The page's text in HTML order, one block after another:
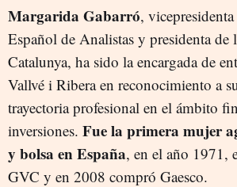
Margarida Gabarró,
Español de Analistas y presidenta de
Catalunya, ha sido la encargada de
Vallvé i Ribera en reconocimiento a
trayectoria profesional en el ámbito
inversiones. Fue la primera mujer
y bolsa en España, en el año 1971,
GVC y en 2008 compró Gaesco.